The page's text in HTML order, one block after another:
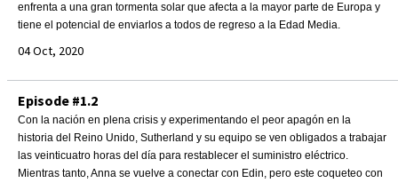
enfrenta a una gran tormenta solar que afecta a la mayor parte de Europa y
tiene el potencial de enviarlos a todos de regreso a la Edad Media.
04 Oct, 2020
Episode #1.2
Con la nación en plena crisis y experimentando el peor apagón en la
historia del Reino Unido, Sutherland y su equipo se ven obligados a trabajar
las veinticuatro horas del día para restablecer el suministro eléctrico.
Mientras tanto, Anna se vuelve a conectar con Edin, pero este coqueteo con